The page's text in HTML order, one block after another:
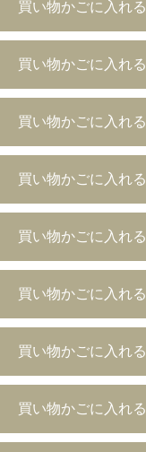
買い物かごに入れる
買い物かごに入れる
買い物かごに入れる
買い物かごに入れる
買い物かごに入れる
買い物かごに入れる
買い物かごに入れる
買い物かごに入れる